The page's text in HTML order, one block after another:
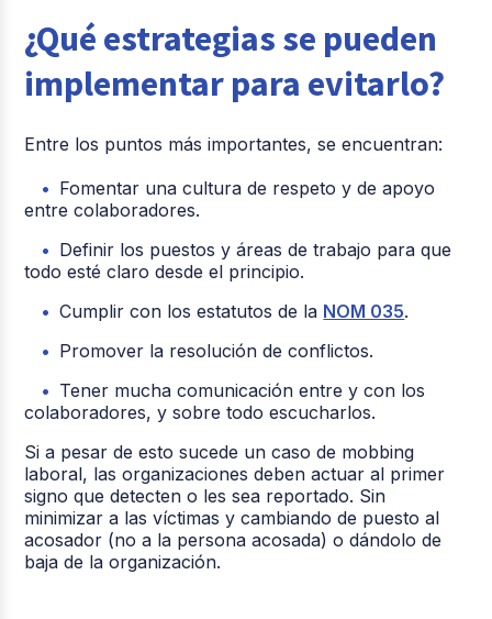
¿Qué estrategias se pueden
implementar para evitarlo?
Entre los puntos más importantes, se encuentran:
Fomentar una cultura de respeto y de apoyo
entre colaboradores.
Definir los puestos y áreas de trabajo para que
todo esté claro desde el principio.
Cumplir con los estatutos de la NOM 035.
Promover la resolución de conflictos.
Tener mucha comunicación entre y con los
colaboradores, y sobre todo escucharlos.
Si a pesar de esto sucede un caso de mobbing
laboral, las organizaciones deben actuar al primer
signo que detecten o les sea reportado. Sin
minimizar a las víctimas y cambiando de puesto al
acosador (no a la persona acosada) o dándolo de
baja de la organización.